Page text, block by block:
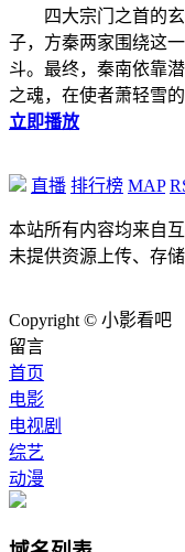
四大宗门之首的玄
子，方秦两家围绕这
斗。最终，秦南依靠
之魂，在使者萧轻雪
立即播放
直播 排行榜 MAP
本站所有内容均来自
未提供资源上传、存储
Copyright © 小影看吧
留言
首页
电影
电视剧
综艺
动漫